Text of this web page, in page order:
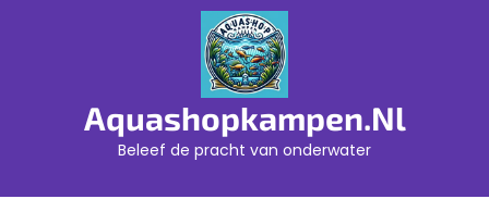
Aquashopkampen.nl
Beleef de pracht van onderwater